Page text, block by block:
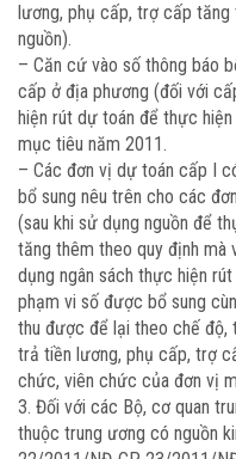
lương, phụ cấp, trợ cấp tăng
nguồn).
– Căn cứ vào số thông báo
cấp ở địa phương (đối với
hiện rút dự toán để thực
mục tiêu năm 2011.
– Các đơn vị dự toán cấp I
bổ sung nêu trên cho các
(sau khi sử dụng nguồn để
tăng thêm theo quy định mà
dụng ngân sách thực hiện
phạm vi số được bổ sung
thu được để lại theo chế độ,
trả tiền lương, phụ cấp, trợ
chức, viên chức của đơn vị
3. Đối với các Bộ, cơ quan
thuộc trung ương có nguồn